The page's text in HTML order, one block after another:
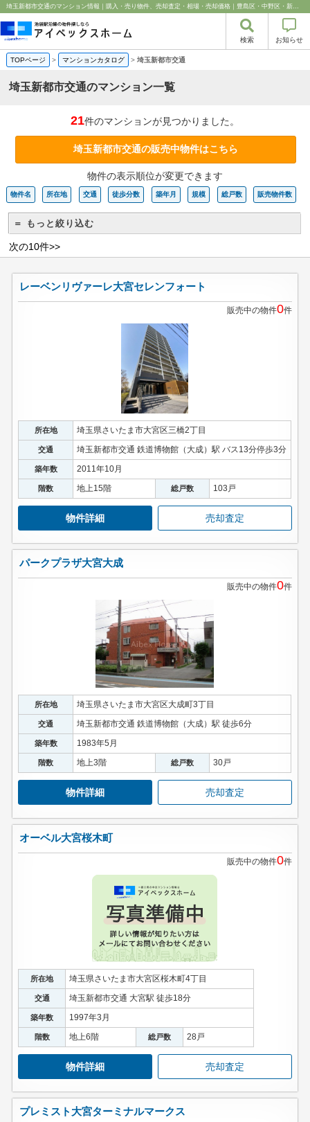
埼玉新都市交通のマンション情報｜購入・売り物件、売却査定・相場・売却価格｜豊島区・中野区・新宿区の中古マンション・リノベーション情報なら池袋のアイベックスホーム！
検索 お知らせ
TOPページ > マンションカタログ > 埼玉新都市交通
埼玉新都市交通のマンション一覧
21件のマンションが見つかりました。
埼玉新都市交通の販売中物件はこちら
物件の表示順位が変更できます
物件名 所在地 交通 徒歩分数 築年月 規模 総戸数 販売物件数
＝ もっと絞り込む
次の10件>>
レーベンリヴァーレ大宮セレンフォート
販売中の物件0件
所在地 埼玉県さいたま市大宮区三橋2丁目
交通 埼玉新都市交通 鉄道博物館（大成）駅 バス13分停歩3分
築年数 2011年10月
階数 地上15階 総戸数 103戸
物件詳細 売却査定
パークプラザ大宮大成
販売中の物件0件
所在地 埼玉県さいたま市大宮区大成町3丁目
交通 埼玉新都市交通 鉄道博物館（大成）駅 徒歩6分
築年数 1983年5月
階数 地上3階 総戸数 30戸
物件詳細 売却査定
オーベル大宮桜木町
販売中の物件0件
所在地 埼玉県さいたま市大宮区桜木町4丁目
交通 埼玉新都市交通 大宮駅 徒歩18分
築年数 1997年3月
階数 地上6階 総戸数 28戸
物件詳細 売却査定
プレミスト大宮ターミナルマークス